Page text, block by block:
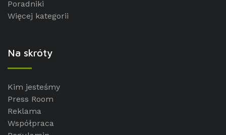
Poradniki
Więcej kategorii
Na skróty
Kim jesteśmy
Press Room
Reklama
Współpraca